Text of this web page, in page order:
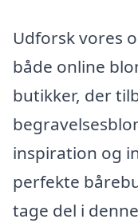
Udforsk vores
både online
butikker, der
inspiration og
perfekte
tage del i